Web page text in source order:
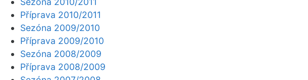
Příprava 2010/2011
Sezóna 2009/2010
Příprava 2009/2010
Sezóna 2008/2009
Příprava 2008/2009